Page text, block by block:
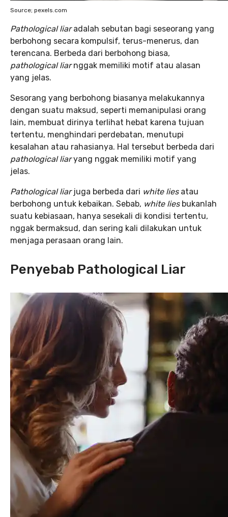
Source; pexels.com
Pathological liaradalah sebutan bagi seseorang yang
berbohong secara kompulsif, terus-menerus, dan
terencana. Berbeda dari berbohong biasa,
pathological liarnggak memiliki motif atau alasan
yang jelas.
Sesorang yang berbohong biasanya melakukannya
dengan suatu maksud, seperti memanipulasi orang
lain, membuat dirinya terlihat hebat karena tujuan
tertentu, menghindari perdebatan, menutupi
kesalahan atau rahasianya. Hal tersebut berbeda dari
pathological liaryang nggak memiliki motif yang
jelas.
Pathological liar juga berbeda dari white liesatau
berbohong untuk kebaikan. Sebab, white lies bukanlah
suatu kebiasaan, hanya sesekali di kondisi tertentu,
nggak bermaksud, dan sering kali dilakukan untuk
menjaga perasaan orang lain.
Penyebab Pathological Liar